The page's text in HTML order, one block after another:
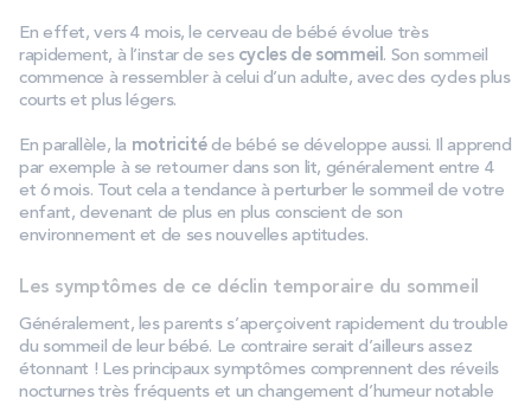
En effet, vers 4 mois, le cerveau de bébé évolue très
rapidement, à l’instar de ses cycles de sommeil. Son sommeil
commence à ressembler à celui d’un adulte, avec des cycles plus
courts et plus légers.
En parallèle, la motricitéde bébé se développe aussi. Il apprend
par exemple à se retourner dans son lit, généralement entre 4
et 6 mois. Tout cela a tendance à perturber le sommeil de votre
enfant, devenant de plus en plus conscient de son
environnement et de ses nouvelles aptitudes.
Les symptômes de ce déclin temporaire du sommeil
Généralement, les parents s’aperçoivent rapidement du trouble
du sommeil de leur bébé. Le contraire serait d’ailleurs assez
étonnant ! Les principaux symptômes comprennent des réveils
nocturnes très fréquents et un changement d’humeur notable